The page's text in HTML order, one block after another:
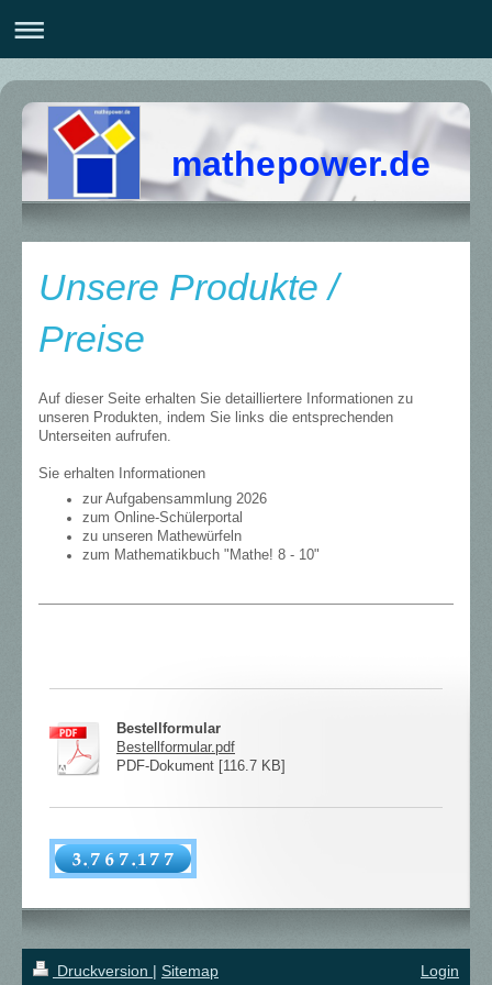
mathepower.de
Unsere Produkte /
Preise
Auf dieser Seite erhalten Sie detailliertere Informationen zu
unseren Produkten, indem Sie links die entsprechenden
Unterseiten aufrufen.
Sie erhalten Informationen
zur Aufgabensammlung 2026
zum Online-Schülerportal
zu unseren Mathewürfeln
zum Mathematikbuch "Mathe! 8 - 10"
Bestellformular
Bestellformular.pdf
PDF-Dokument [116.7 KB]
Druckversion | Sitemap
Login